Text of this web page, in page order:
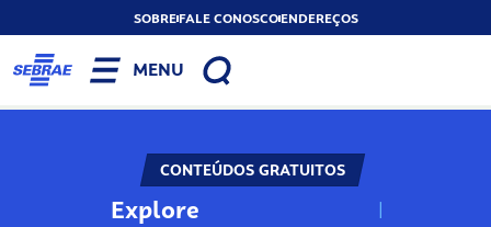
SOBREFALE CONOSCOENDEREÇOS
MENU
CONTEÚDOS GRATUITOS
Explore N